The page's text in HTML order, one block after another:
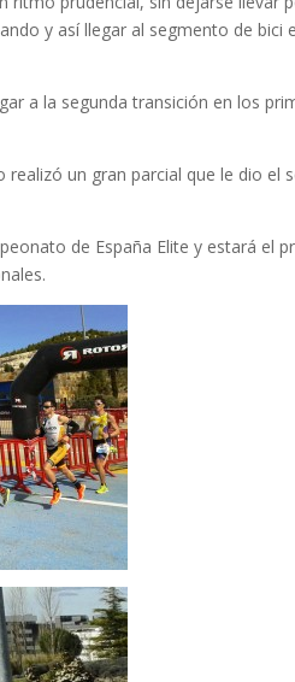
y así llegar al segmento de bici
a la segunda transición en los
un gran parcial que le dio el
de España Elite y estará el